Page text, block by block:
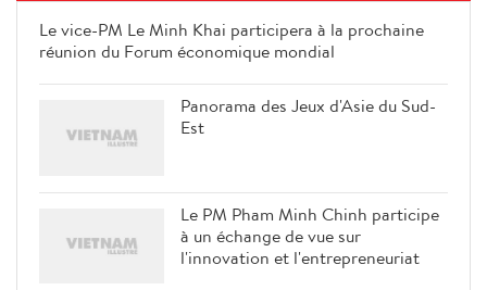
Le vice-PM Le Minh Khai participera à la prochaine
réunion du Forum économique mondial
Panorama des Jeux d'Asie du Sud-
Est
Le PM Pham Minh Chinh participe
à un échange de vue sur
l'innovation et l'entrepreneuriat